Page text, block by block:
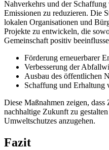
Nahverkehrs und der
Emissionen zu reduzieren. Die
lokalen Organisationen und
Projekte zu entwickeln, die
Gemeinschaft positiv
Förderung erneuerbarer
Verbesserung der
Ausbau des öffentlichen
Schaffung und Erhaltung
Diese Maßnahmen zeigen, dass
nachhaltige Zukunft zu
Umweltschutzes anzugehen.
Fazit